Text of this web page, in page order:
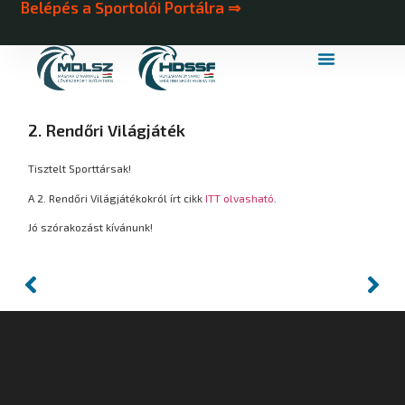
Belépés a Sportolói Portálra ⇒
2. Rendőri Világjáték
Tisztelt Sporttársak!
A 2. Rendőri Világjátékokról írt cikkITT olvasható
Jó szórakozást kívánunk!